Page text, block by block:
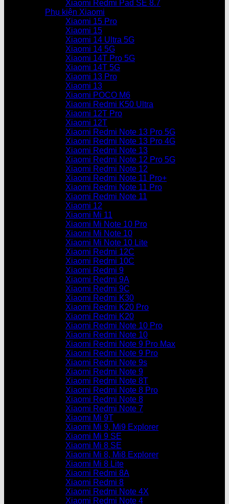
Xiaomi Redmi Pad SE 8.7
Phụ kiện Xiaomi
Xiaomi 15 Pro
Xiaomi 15
Xiaomi 14 Ultra 5G
Xiaomi 14 5G
Xiaomi 14T Pro 5G
Xiaomi 14T 5G
Xiaomi 13 Pro
Xiaomi 13
Xiaomi POCO M6
Xiaomi Redmi K50 Ultra
Xiaomi 12T Pro
Xiaomi 12T
Xiaomi Redmi Note 13 Pro 5G
Xiaomi Redmi Note 13 Pro 4G
Xiaomi Redmi Note 13
Xiaomi Redmi Note 12 Pro 5G
Xiaomi Redmi Note 12
Xiaomi Redmi Note 11 Pro+
Xiaomi Redmi Note 11 Pro
Xiaomi Redmi Note 11
Xiaomi 12
Xiaomi Mi 11
Xiaomi Mi Note 10 Pro
Xiaomi Mi Note 10
Xiaomi Mi Note 10 Lite
Xiaomi Redmi 12C
Xiaomi Redmi 10C
Xiaomi Redmi 9
Xiaomi Redmi 9A
Xiaomi Redmi 9C
Xiaomi Redmi K30
Xiaomi Redmi K20 Pro
Xiaomi Redmi K20
Xiaomi Redmi Note 10 Pro
Xiaomi Redmi Note 10
Xiaomi Redmi Note 9 Pro Max
Xiaomi Redmi Note 9 Pro
Xiaomi Redmi Note 9s
Xiaomi Redmi Note 9
Xiaomi Redmi Note 8T
Xiaomi Redmi Note 8 Pro
Xiaomi Redmi Note 8
Xiaomi Redmi Note 7
Xiaomi Mi 9T
Xiaomi Mi 9, Mi9 Explorer
Xiaomi Mi 9 SE
Xiaomi Mi 8 SE
Xiaomi Mi 8, Mi8 Explorer
Xiaomi Mi 8 Lite
Xiaomi Redmi 8A
Xiaomi Redmi 8
Xiaomi Redmi Note 4X
Xiaomi Redmi Note 4